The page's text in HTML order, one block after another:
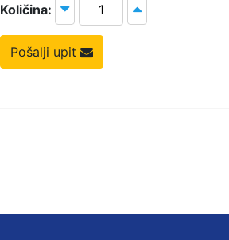
Količina:
Pošalji upit